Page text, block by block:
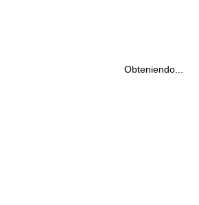
Obteniendo...